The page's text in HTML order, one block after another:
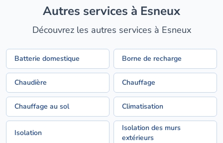
Autres services à Esneux
Découvrez les autres services à Esneux
Batterie domestique Borne de recharge
Chaudière Chauffage
Chauffage au sol Climatisation
Isolation
Isolation des murs
extérieurs